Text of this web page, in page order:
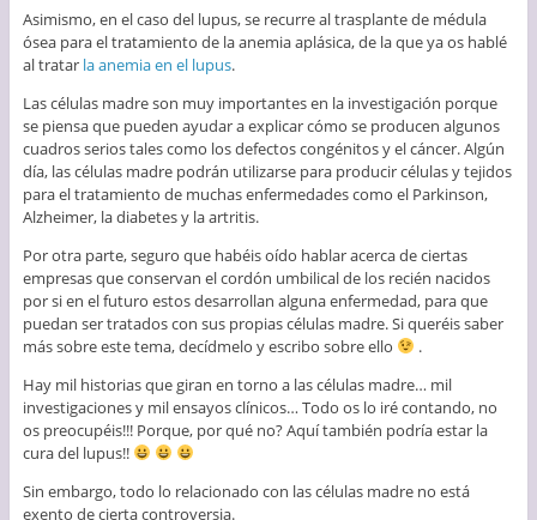
Asimismo, en el caso del lupus, se recurre al trasplante de médula
ósea para el tratamiento de la anemia aplásica, de la que ya os hablé
al tratar la anemia en el lupus.
Las células madre son muy importantes en la investigación porque
se piensa que pueden ayudar a explicar cómo se producen algunos
cuadros serios tales como los defectos congénitos y el cáncer. Algún
día, las células madre podrán utilizarse para producir células y tejidos
para el tratamiento de muchas enfermedades como el Parkinson,
Alzheimer, la diabetes y la artritis.
Por otra parte, seguro que habéis oído hablar acerca de ciertas
empresas que conservan el cordón umbilical de los recién nacidos
por si en el futuro estos desarrollan alguna enfermedad, para que
puedan ser tratados con sus propias células madre. Si queréis saber
más sobre este tema, decídmelo y escribo sobre ello
.
Hay mil historias que giran en torno a las células madre… mil
investigaciones y mil ensayos clínicos… Todo os lo iré contando, no
os preocupéis!!! Porque, por qué no? Aquí también podría estar la
cura del lupus!!
Sin embargo, todo lo relacionado con las células madre no está
exento de cierta controversia.